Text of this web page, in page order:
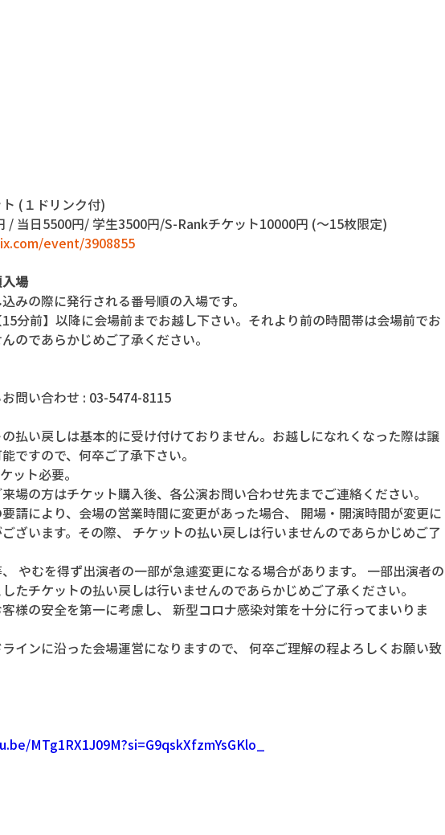
(１ドリンク付)
/ 当日5500円/ 学生3500円/S-Rankチケット10000円 (〜15枚限定)
event/3908855
場
みの際に発行される番号順の入場です。
分前】以降に会場前までお越し下さい。それより前の時間帯は会場前でお
のであらかじめご了承ください。
問い合わせ : 03-5474-8115
払い戻しは基本的に受け付けておりません。お越しになれくなった際は譲
ですので、何卒ご了承下さい。
ット必要。
場の方はチケット購入後、各公演お問い合わせ先までご連絡ください。
請により、会場の営業時間に変更があった場合、 開場・開演時間が変更に
ざいます。その際、 チケットの払い戻しは行いませんのであらかじめご了
やむを得ず出演者の一部が急遽変更になる場合があります。 一部出演者の
たチケットの払い戻しは行いませんのであらかじめご了承ください。
様の安全を第一に考慮し、 新型コロナ感染対策を十分に行ってまいりま
インに沿った会場運営になりますので、 何卒ご理解の程よろしくお願い致
MTg1RX1J09M?si=G9qskXfzmYsGKlo_